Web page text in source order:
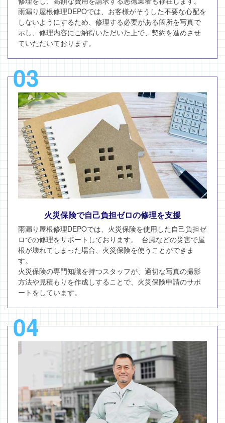
雨漏り屋根修理DEPOでは、お客様がそうした不要な心配を
しないようにするため、修理する必要がある箇所を写真で
示し、修理内容にご納得いただいた上で、契約を進めさせ
ていただいております。
03
火災保険で自己負担ゼロの修理を支援
雨漏り屋根修理DEPOでは、火災保険を使用した自己負担ゼ
ロでの修理をサポートしております。 台風などの災害で屋
根が壊れてしまった場合、火災保険を使うことができま
す。
火災保険の専門知識を持つスタッフが、適切な写真の撮影
方法や見積もりを作成しすることで、火災保険申請のサポ
ートをしています。
04